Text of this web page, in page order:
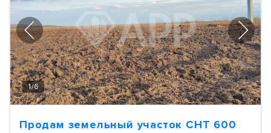
1/6
Продам земельный участок СНТ 600